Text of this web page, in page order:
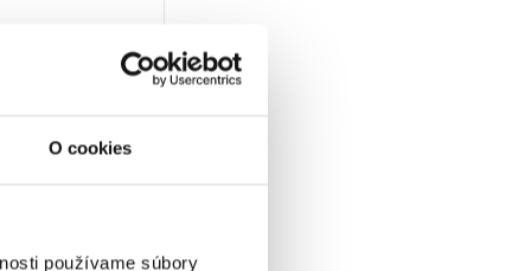
O cookies
používame súbory
★★